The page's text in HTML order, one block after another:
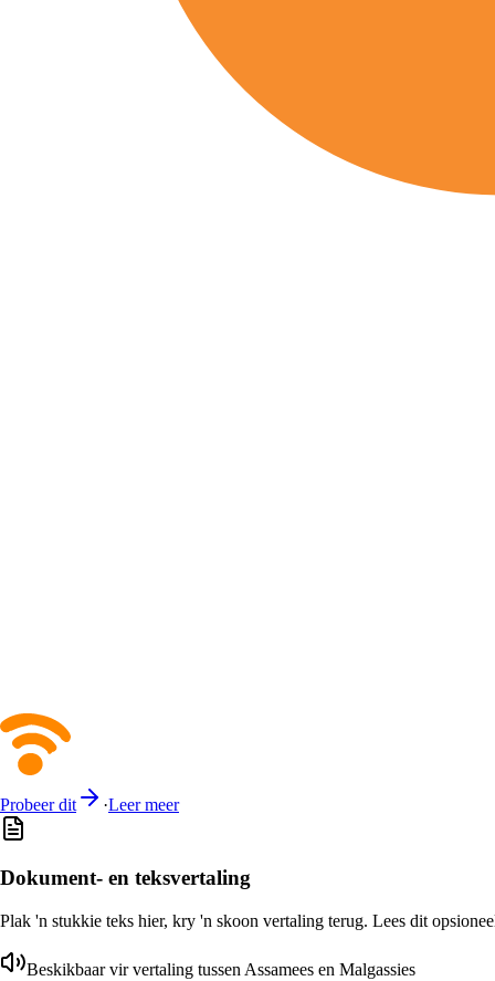
Probeer dit ·Leer meer
Dokument- en teksvertaling
Plak 'n stukkie teks hier, kry 'n skoon vertaling terug. Lees dit
Beskikbaar vir vertaling tussen Assamees en Malgassies